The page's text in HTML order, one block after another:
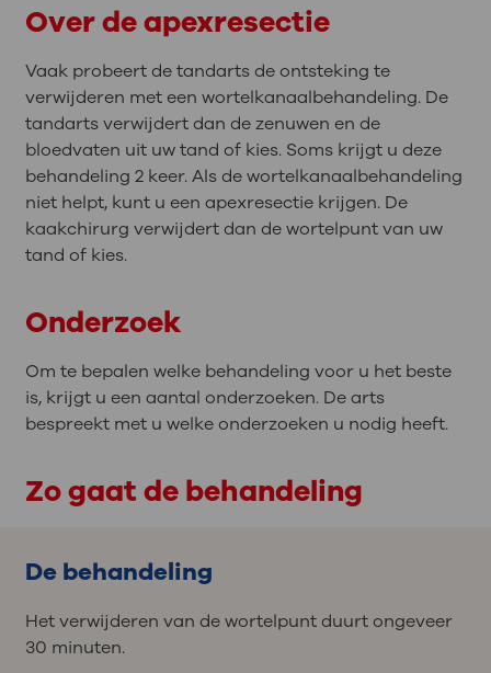
Over de apexresectie
Vaak probeert de tandarts de ontsteking te
verwijderen met een wortelkanaalbehandeling. De
tandarts verwijdert dan de zenuwen en de
bloedvaten uit uw tand of kies. Soms krijgt u deze
behandeling 2 keer. Als de wortelkanaalbehandeling
niet helpt, kunt u een apexresectie krijgen. De
kaakchirurg verwijdert dan de wortelpunt van uw
tand of kies.
Onderzoek
Om te bepalen welke behandeling voor u het beste
is, krijgt u een aantal onderzoeken. De arts
bespreekt met u welke onderzoeken u nodig heeft.
Zo gaat de behandeling
De behandeling
Het verwijderen van de wortelpunt duurt ongeveer
30 minuten.